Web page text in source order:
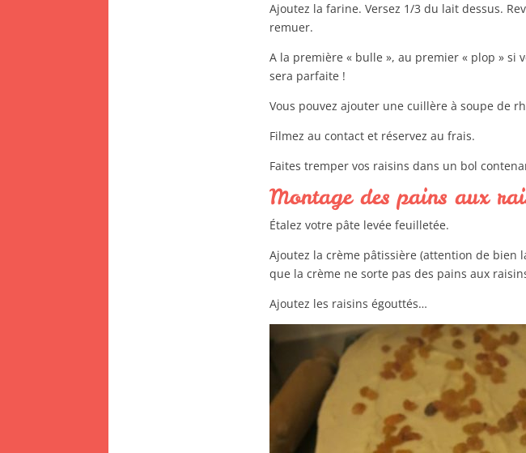
Ajoutez la farine. Versez 1/3 du lait dessus.
remuer.
A la première « bulle », au premier « plop » si
sera parfaite !
Vous pouvez ajouter une cuillère à soupe de
Filmez au contact et réservez au frais.
Faites tremper vos raisins dans un bol
Montage des pains aux
Étalez votre pâte levée feuilletée.
Ajoutez la crème pâtissière (attention de bien
que la crème ne sorte pas des pains aux
Ajoutez les raisins égouttés…